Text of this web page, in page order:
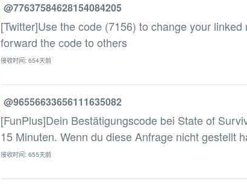
@77637584628154084205
[Twitter]Use the code (7156) to change your
forward the code to others
接收时间: 654天前
@96556633656111635082
[FunPlus]Dein Bestätigungscode bei State of
15 Minuten. Wenn du diese Anfrage nicht gestellt
接收时间: 655天前